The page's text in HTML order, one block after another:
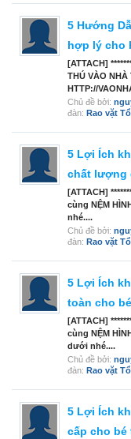
5 Hướng
hợp lý cho
[ATTACH]
THÚ VÀO
HTTP://
Chủ đề bởi:
đàn: Rao vặt
5 Lợi Ích
chất lượng
[ATTACH]
cùng NỆM
nhé....
Chủ đề bởi:
đàn: Rao vặt
5 Lợi Ích
toàn cho
[ATTACH]
cùng NỆM
dưới nhé....
Chủ đề bởi:
đàn: Rao vặt
5 Lợi Ích
cấp cho bé